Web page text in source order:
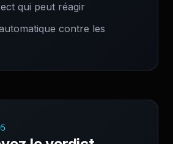
qui peut réagir
contre les